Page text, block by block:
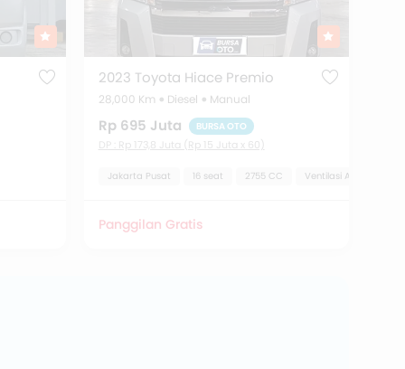
Automatic Climate Control Anti Lock Braking System Automatic Head Lamps
2023 Toyota Hiace Premio
28,000 Km Diesel Manual
Rp 695 Juta BURSA OTO
DP : Rp 173,8 Juta (Rp 15 Juta x 60)
Jakarta Pusat 16 seat 2755 CC Ventilasi AC Belakang
Panggilan Gratis